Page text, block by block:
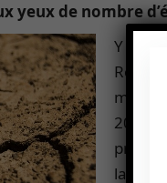
yeux de nombre
Y a-t-
Roy,
la